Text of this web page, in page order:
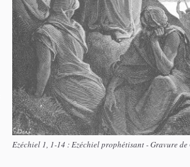
Ezéchiel 1, 1-14 : Ezéchiel prophétisant - Gravure de